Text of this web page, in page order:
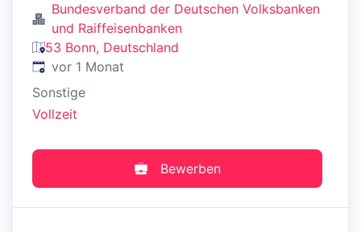
Bundesverband der Deutschen Volksbanken
und Raiffeisenbanken
53 Bonn, Deutschland
Veröffentlicht:
vor 1 Monat
Sonstige
Vollzeit
Bewerben